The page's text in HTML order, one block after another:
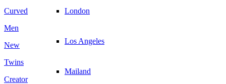
London
Los Angeles
Mailand
Curved
Men
New
Twins
Creator